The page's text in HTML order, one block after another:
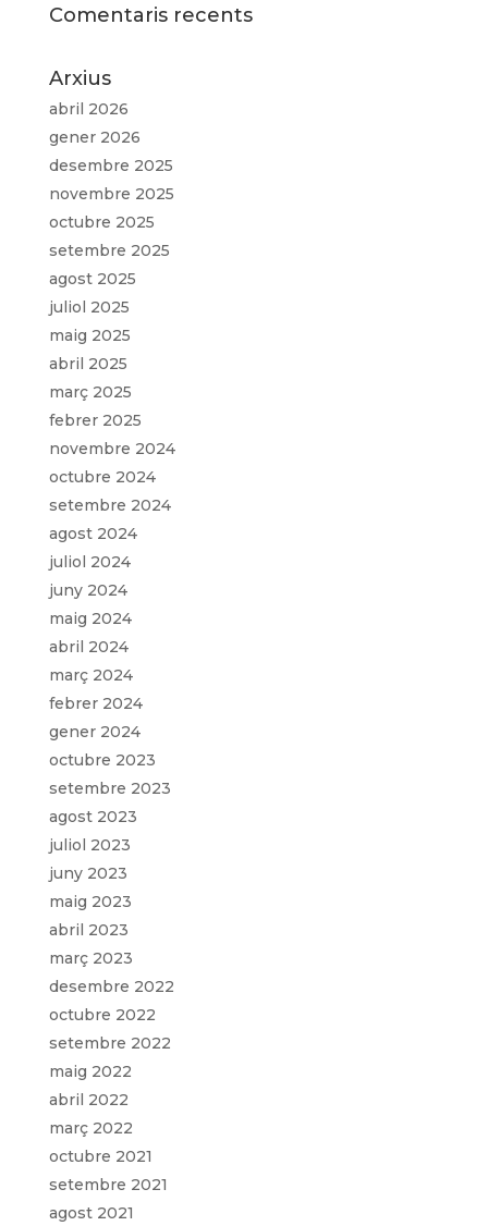
Comentaris recents
Arxius
abril 2026
gener 2026
desembre 2025
novembre 2025
octubre 2025
setembre 2025
agost 2025
juliol 2025
maig 2025
abril 2025
març 2025
febrer 2025
novembre 2024
octubre 2024
setembre 2024
agost 2024
juliol 2024
juny 2024
maig 2024
abril 2024
març 2024
febrer 2024
gener 2024
octubre 2023
setembre 2023
agost 2023
juliol 2023
juny 2023
maig 2023
abril 2023
març 2023
desembre 2022
octubre 2022
setembre 2022
maig 2022
abril 2022
març 2022
octubre 2021
setembre 2021
agost 2021